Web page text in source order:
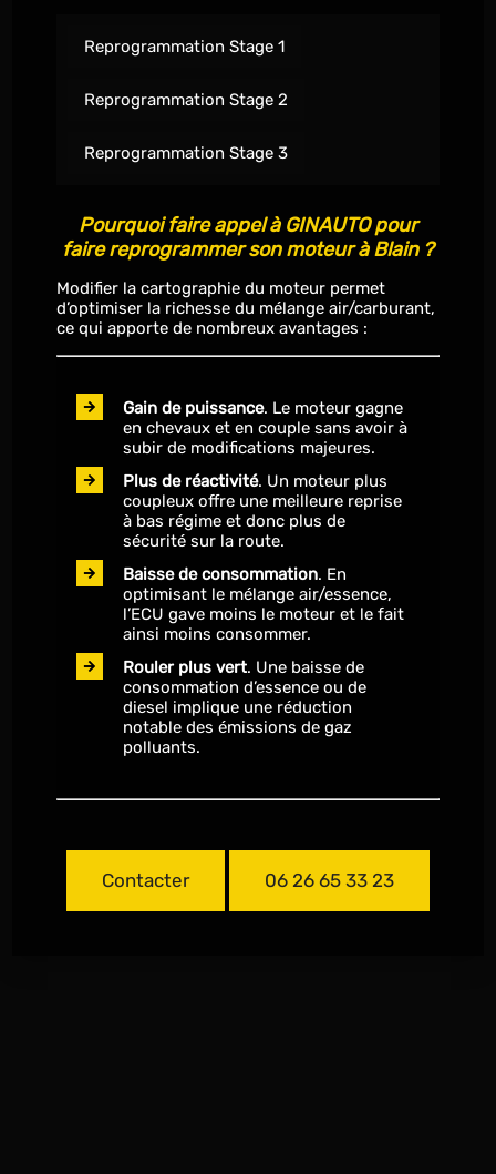
Reprogrammation Stage 1
Reprogrammation Stage 2
Reprogrammation Stage 3
Pourquoi faire appel à GINAUTO pour
faire reprogrammer son moteur à Blain ?
Modifier la cartographie du moteur permet
d’optimiser la richesse du mélange air/carburant,
ce qui apporte de nombreux avantages :
Gain de puissance. Le moteur gagne
en chevaux et en couple sans avoir à
subir de modifications majeures.
Plus de réactivité. Un moteur plus
coupleux offre une meilleure reprise
à bas régime et donc plus de
sécurité sur la route.
Baisse de consommation. En
optimisant le mélange air/essence,
l’ECU gave moins le moteur et le fait
ainsi moins consommer.
Rouler plus vert. Une baisse de
consommation d’essence ou de
diesel implique une réduction
notable des émissions de gaz
polluants.
Contacter 06 26 65 33 23